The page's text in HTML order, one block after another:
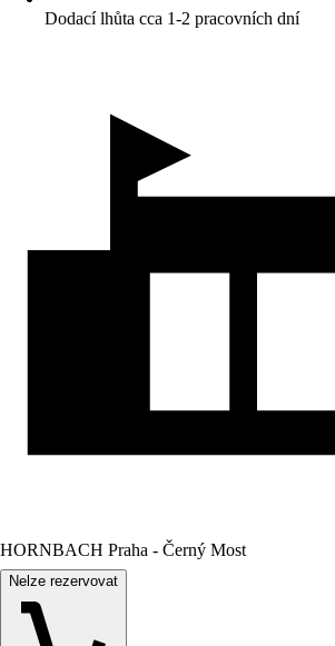
Dodací lhůta cca 1-2 pracovních dní
HORNBACH Praha - Černý Most
Nelze rezervovat